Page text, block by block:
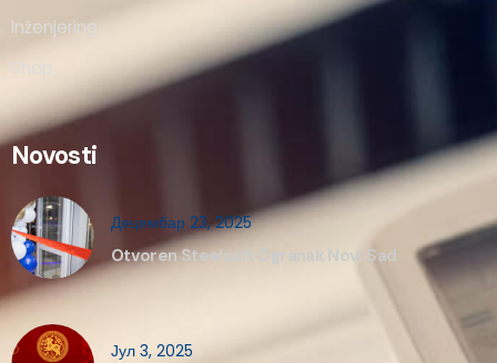
Inženjering
Shop
Novosti
Децембар 23, 2025
Otvoren Steelsoft Ogranak Novi Sad
Јул 3, 2025